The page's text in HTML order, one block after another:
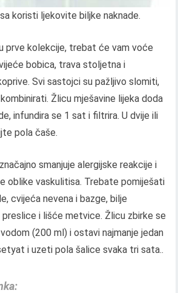
koristi ljekovite biljke naknade.
prve kolekcije, trebat će vam voće
bobica, trava stoljetna i
Svi sastojci su pažljivo slomiti,
Žlicu mješavine lijeka doda
infundira se 1 sat i filtrira. U dvije ili
pola čaše.
smanjuje alergijske reakcije i
oblike vaskulitisa. Trebate pomiješati
cvijeća nevena i bazge, bilje
preslice i lišće metvice. Žlicu zbirke se
(200 ml) i ostavi najmanje jedan
i uzeti pola šalice svaka tri sata..